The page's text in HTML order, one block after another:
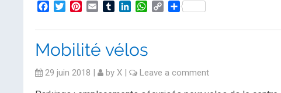
Facebook
TwitterPinterest
Email TumblrLinkedInWhatsApp
CopyPartager
Mobilité vélos
29 juin 2018 | by X | Leave a comment